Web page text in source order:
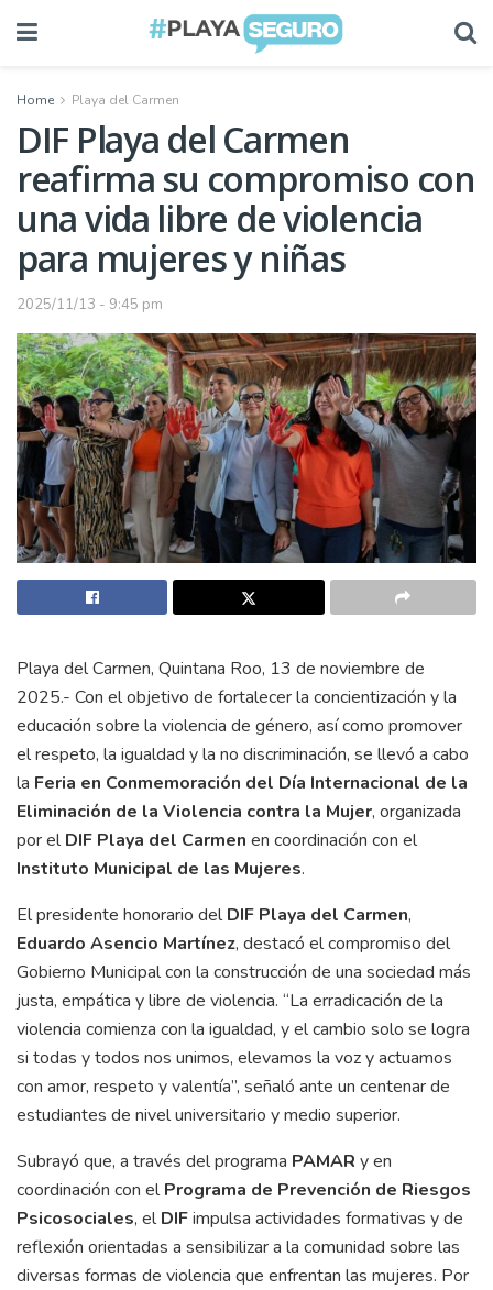
Home Playa del Carmen
DIF Playa del Carmen
reafirma su compromiso con
una vida libre de violencia
para mujeres y niñas
2025/11/13 - 9:45 pm
Playa del Carmen, Quintana Roo, 13 de noviembre de
2025.- Con el objetivo de fortalecer la concientización y la
educación sobre la violencia de género, así como promover
el respeto, la igualdad y la no discriminación, se llevó a cabo
la Feria en Conmemoración del Día Internacional de la
Eliminación de la Violencia contra la Mujer, organizada
por elDIF Playa del Carmen en coordinación con el
Instituto Municipal de las Mujeres.
El presidente honorario delDIF Playa del Carmen,
Eduardo Asencio Martínez, destacó el compromiso del
Gobierno Municipal con la construcción de una sociedad más
justa, empática y libre de violencia. “La erradicación de la
violencia comienza con la igualdad, y el cambio solo se logra
si todas y todos nos unimos, elevamos la voz y actuamos
con amor, respeto y valentía”, señaló ante un centenar de
estudiantes de nivel universitario y medio superior.
Subrayó que, a través del programa PAMAR y en
coordinación con elPrograma de Prevención de Riesgos
Psicosociales, elDIFimpulsa actividades formativas y de
reflexión orientadas a sensibilizar a la comunidad sobre las
diversas formas de violencia que enfrentan las mujeres. Por